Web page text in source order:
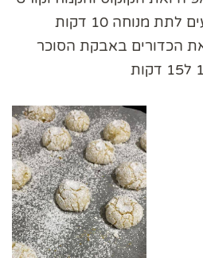
מנוחה 10 דקות
הכדורים באבקת הסוכר